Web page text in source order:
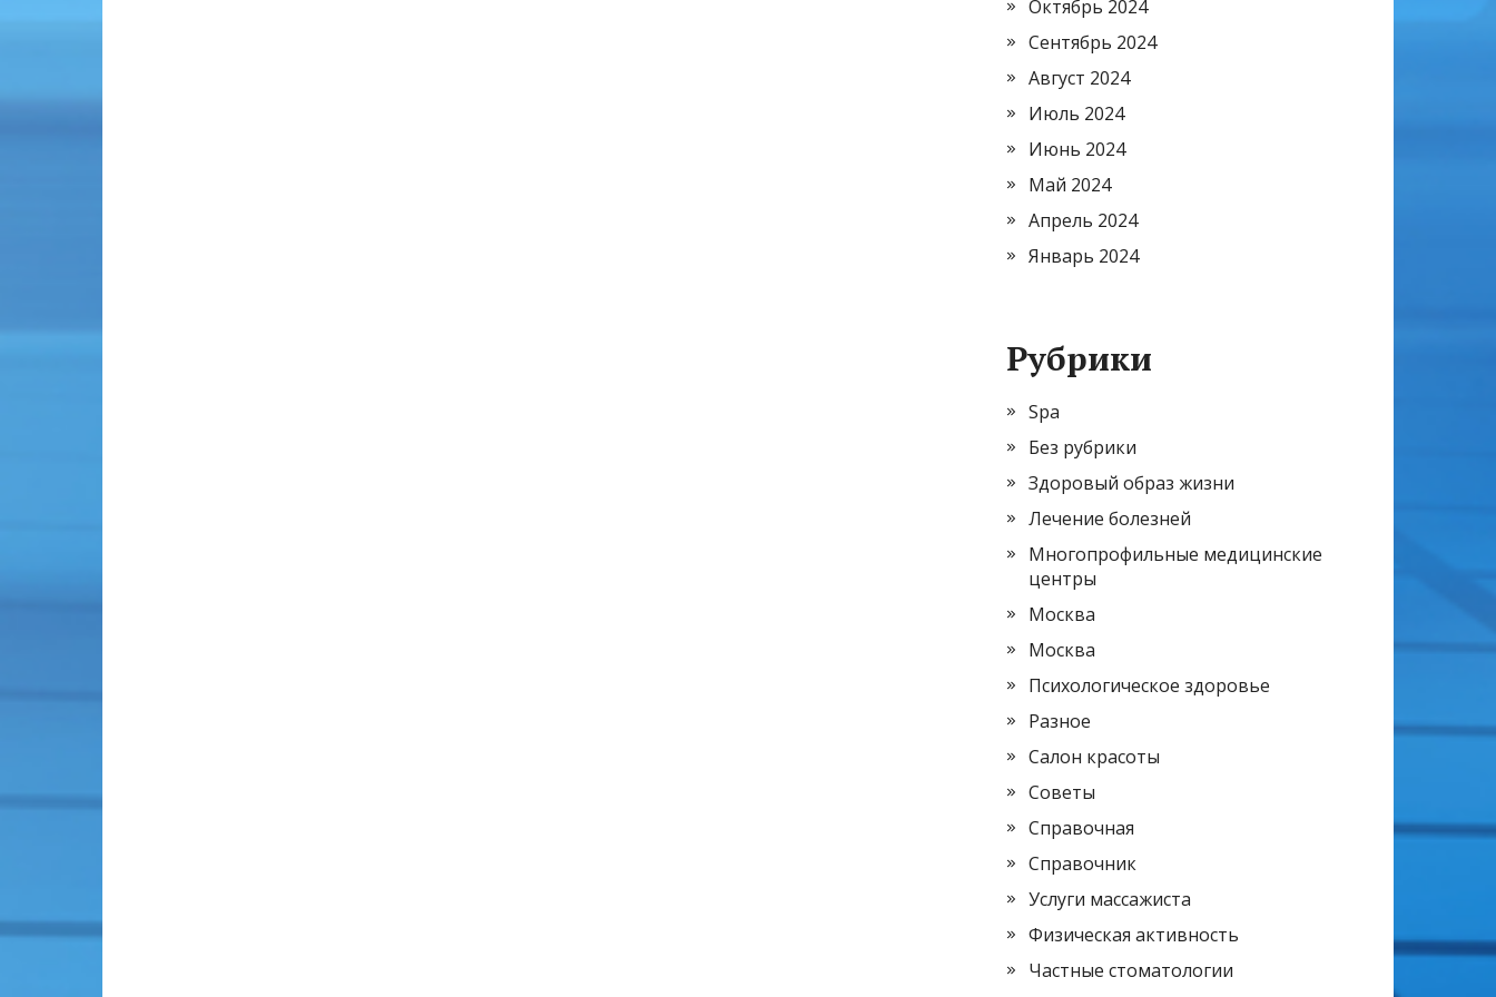
Октябрь 2024
Сентябрь 2024
Август 2024
Июль 2024
Июнь 2024
Май 2024
Апрель 2024
Январь 2024
Рубрики
Spa
Без рубрики
Здоровый образ жизни
Лечение болезней
Многопрофильные медицинские
центры
Москва
Москва
Психологическое здоровье
Разное
Салон красоты
Советы
Справочная
Справочник
Услуги массажиста
Физическая активность
Частные стоматологии